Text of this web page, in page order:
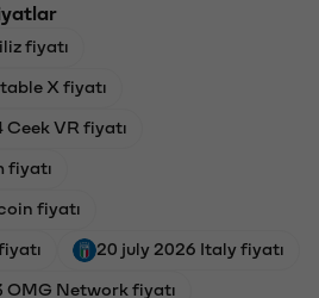
fiyatı
X fiyatı
Ceek VR fiyatı
fiyatı
fiyatı
20 july 2026 Italy fiyatı
OMG Network fiyatı